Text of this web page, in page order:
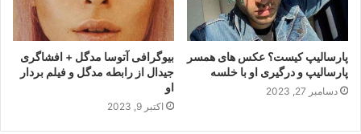
پارسالیپ کیست؟ عکس های همسر
پارسالیپ و درگیری او با خلسه
دسامبر 27, 2023
بیوگرافی آتوسا مدگل + افشاگری
جیدال از رابطه مدگل و فیلم بردار
او
اکتبر 9, 2023